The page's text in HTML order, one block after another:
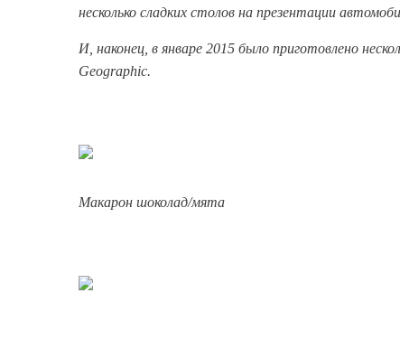
несколько сладких столов на презентации
И, наконец, в январе 2015 было приготовлено
Geographic.
Макарон шоколад/мята